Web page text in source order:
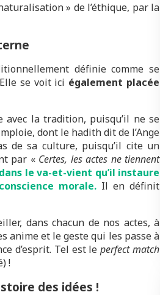
» de l’éthique, par la
définie comme se
se voit ici également placée
la tradition, puisqu’il ne se
dont le hadith dit de l’Ange
de sa culture, puisqu’il cite un
par « Certes, les actes ne tiennent
le va-et-vient qu’il instaure
morale. Il en définit
dans chacun de nos actes, à
anime et le geste qui les passe à
d’esprit. Tel est leperfect match
!
des idées !